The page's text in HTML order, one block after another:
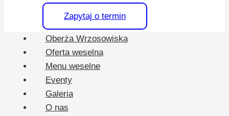
Zapytaj o termin
Oberża Wrzosowiska
Oferta weselna
Menu weselne
Eventy
Galeria
O nas